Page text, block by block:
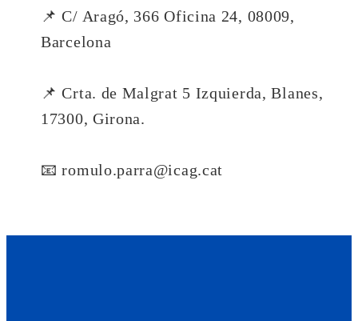
📌 C/ Aragó, 366 Oficina 24, 08009,
Barcelona
📌 Crta. de Malgrat 5 Izquierda, Blanes,
17300, Girona.
📧 romulo.parra@icag.cat